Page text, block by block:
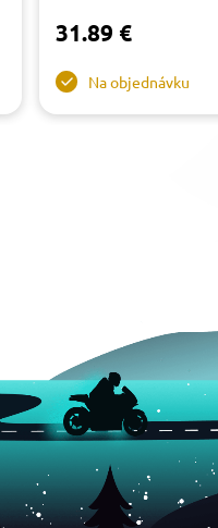
31.89 €
Na objednávku